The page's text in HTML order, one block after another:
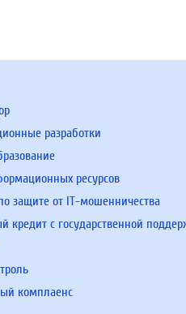
разработки
ресурсов
защите от IT-мошенничества
кредит с государственной
комплаенс